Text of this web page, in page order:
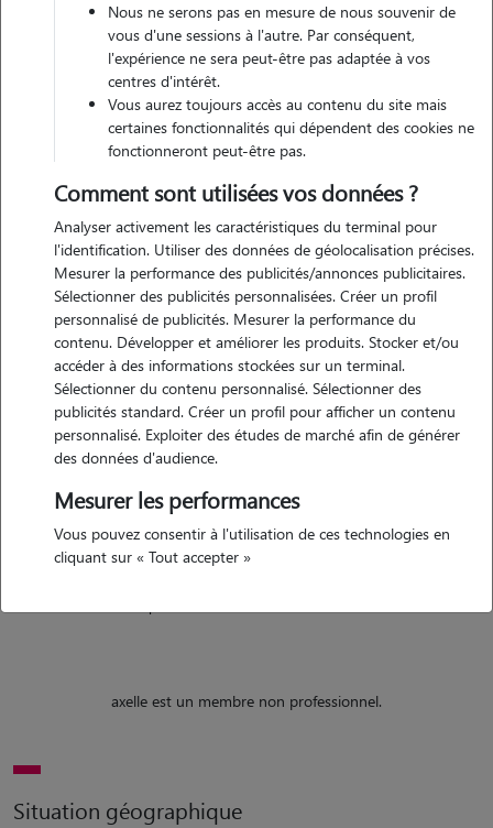
Motivation
durant mon temps libre, c'est une façon de profiter d'un moment
agréable en compagnie. que ce soit, d'aller les promener à l'extérieur
ou de rester à leur domicile. hésitez pas si besoin, je serais ravie de
vous rendre service!
Expérience
j'ai 1 chien et 3 chats chez ma mère donc j'ai l'habitude de m'en
d'animaux car mon appartement est trop petit. je m'adapte
axelle est un membre non professionnel.
Situation géographique
Nous ne serons pas en mesure de nous souvenir de
vous d'une sessions à l'autre. Par conséquent,
l'expérience ne sera peut-être pas adaptée à vos
centres d'intérêt.
Vous aurez toujours accès au contenu du site mais
certaines fonctionnalités qui dépendent des cookies ne
fonctionneront peut-être pas.
Comment sont utilisées vos données ?
Analyser activement les caractéristiques du terminal pour
l'identification. Utiliser des données de géolocalisation précises.
Mesurer la performance des publicités/annonces publicitaires.
Sélectionner des publicités personnalisées. Créer un profil
personnalisé de publicités. Mesurer la performance du
contenu. Développer et améliorer les produits. Stocker et/ou
accéder à des informations stockées sur un terminal.
Sélectionner du contenu personnalisé. Sélectionner des
publicités standard. Créer un profil pour afficher un contenu
personnalisé. Exploiter des études de marché afin de générer
des données d'audience.
Mesurer les performances
Vous pouvez consentir à l'utilisation de ces technologies en
cliquant sur « Tout accepter »